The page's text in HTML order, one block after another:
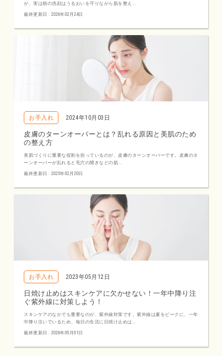
が、実は朝の洗顔はうるおいを守りながら肌を整え...
最終更新日 : 2026年02月24日
お手入れ 2024年10月03日
皮膚のターンオーバーとは？乱れる原因と美肌のため
の整え方
美肌づくりに重要な役割を担っているのが、皮膚のターンオーバーです。皮膚のタ
ーンオーバーが乱れると毛穴の開きなどの肌...
最終更新日 : 2025年02月20日
お手入れ 2023年05月12日
日焼け止めはスキンケアに欠かせない！一年中降り注
ぐ紫外線に対策しよう！
スキンケアのなかでも重要なのが、紫外線対策です。紫外線は夏をピークに、一年
中降り注いでいるため、毎日の生活に日焼け止めは...
最終更新日 : 2026年05月01日